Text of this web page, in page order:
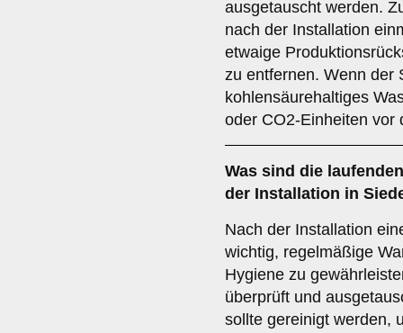
ausgetauscht werden.
nach der Installation
etwaige
zu entfernen. Wenn der
kohlensäurehaltiges
oder CO2-Einheiten vor
Was sind die
der Installation in
Nach der Installation
wichtig, regelmäßige
Hygiene zu
überprüft und
sollte gereinigt werden,